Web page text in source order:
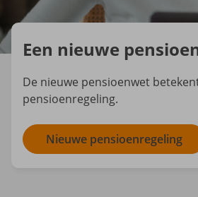
Een nieuwe
De nieuwe pensioenwet
pensioenregeling.
Nieuwe pensioenregeling